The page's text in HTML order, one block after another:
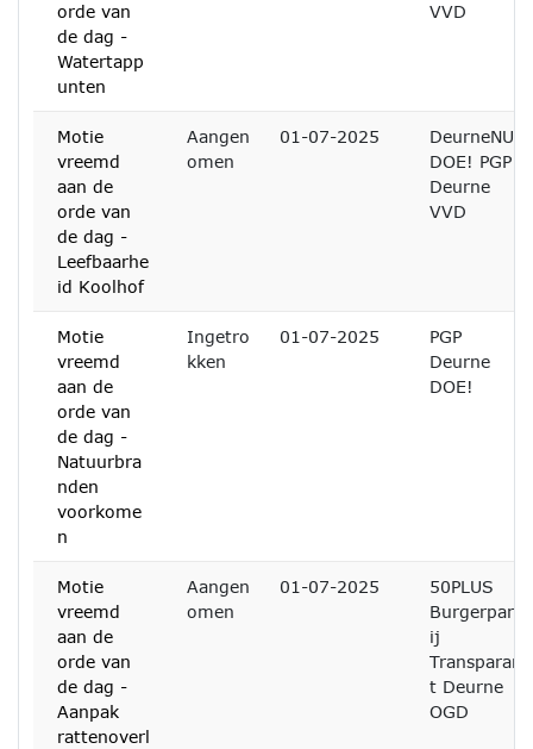
orde van
de dag -
Watertapp
unten
VVD
Motie
vreemd
aan de
orde van
de dag -
Leefbaarhe
id Koolhof
Aangen
omen
01-07-2025
DeurneNU
DOE! PGP
Deurne
VVD
Motie
vreemd
aan de
orde van
de dag -
Natuurbra
nden
voorkome
n
Ingetro
kken
01-07-2025
PGP
Deurne
DOE!
Motie
vreemd
aan de
orde van
de dag -
Aanpak
rattenoverl
Aangen
omen
01-07-2025
50PLUS
Burgerpart
ij
Transparan
t Deurne
OGD